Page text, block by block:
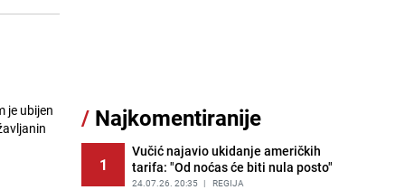
je ubijen
11
oduzeo zastavu s ljiljanima i
sankcionisao vozača iz Bosanskog
Novog
PRIJE 2 DANA | BOSNA I HERCEGOVINA
/ Najkomentiranije
1
Vučić najavio ukidanje američkih
tarifa: "Od noćas će biti nula posto"
24.07.26. 20:35 | REGIJA